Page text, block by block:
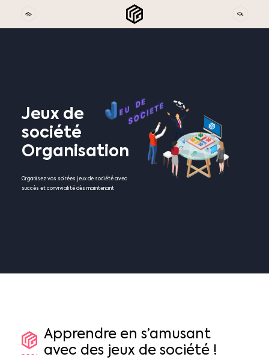
Jeux de
société
Organisation
Organisez vos soirées jeux de société avec
succès et convivialité dès maintenant
Apprendre en s’amusant
avec des jeux de société !